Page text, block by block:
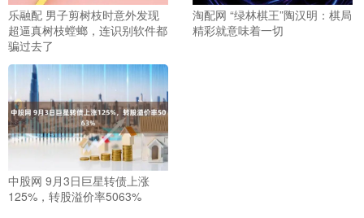
乐融配 男子剪树枝时意外发现
超逼真树枝螳螂，连识别软件都
骗过去了
淘配网 “绿林棋王”陶汉明：棋局
精彩就意味着一切
中股网 9月3日巨星转债上涨
125%，转股溢价率5063%